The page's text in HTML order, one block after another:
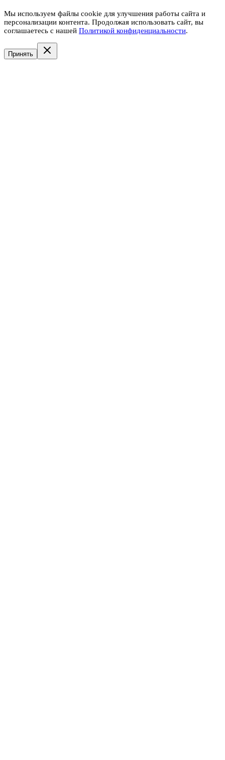
Мы используем файлы cookie для улучшения работы сайта и
персонализации контента. Продолжая использовать сайт, вы
соглашаетесь с нашей Политикой конфиденциальности.
Принять